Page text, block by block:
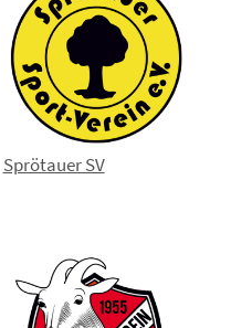
Sprötauer SV